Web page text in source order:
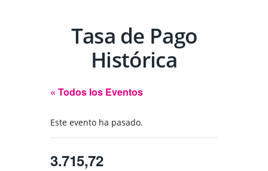
Tasa de Pago
Histórica
« Todos los Eventos
Este evento ha pasado.
3.715,72